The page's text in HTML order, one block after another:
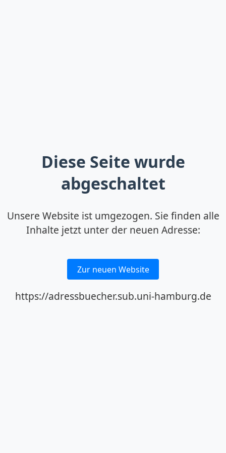
Diese Seite wurde
abgeschaltet
Unsere Website ist umgezogen. Sie finden alle
Inhalte jetzt unter der neuen Adresse:
Zur neuen Website
https://adressbuecher.sub.uni-hamburg.de